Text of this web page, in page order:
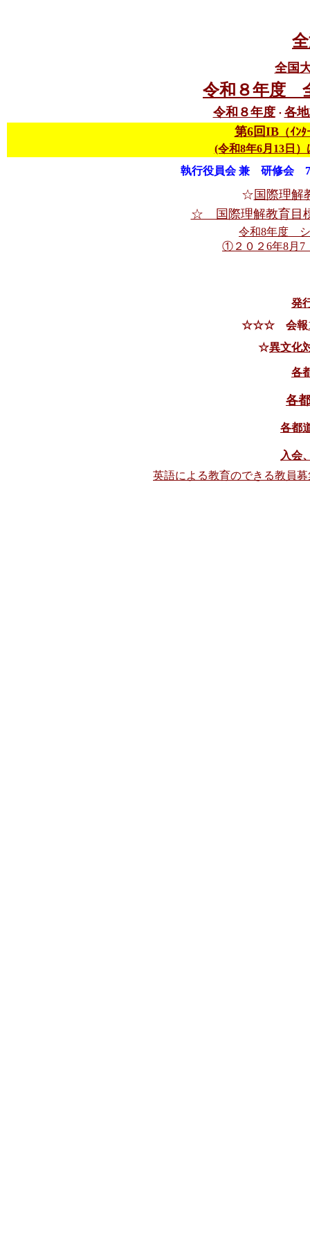
全国
令和８年度
令和８年度・ 各
第6回IB（ｲﾝﾀ
(令和8年6月13日
執行役員会 兼 研修会 7
☆ 国際理解
☆ 国際理解教育目
令和8年度
①２０２6年8月7
発
☆☆☆ 会報
☆異文化
各
各
各都
入会
英語による教育のできる教員募